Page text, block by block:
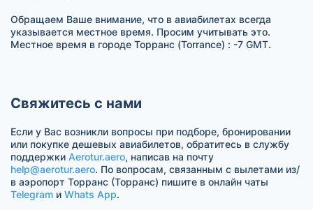
Обращаем Ваше внимание, что в авиабилетах всегда
указывается местное время. Просим учитывать это.
Местное время в городе Торранс (Torrance) : -7 GMT.
Свяжитесь с нами
Если у Вас возникли вопросы при подборе, бронировании
или покупке дешевых авиабилетов, обратитесь в службу
поддержки Aerotur.aero, написав на почту
help@aerotur.aero. По вопросам, связанным с вылетами из/
в аэропорт Торранс (Торранс) пишите в онлайн чаты
Telegram и Whats App.